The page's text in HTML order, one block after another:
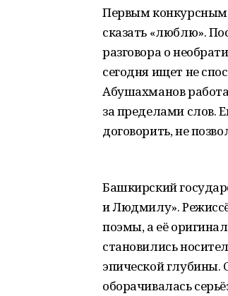
Первым конкурсным
сказать «люблю».
разговора о
сегодня ищет не
Абушахманов
за пределами слов.
договорить, не
Башкирский
и Людмилу».
поэмы, а её
становились
эпической глубины.
оборачивалась